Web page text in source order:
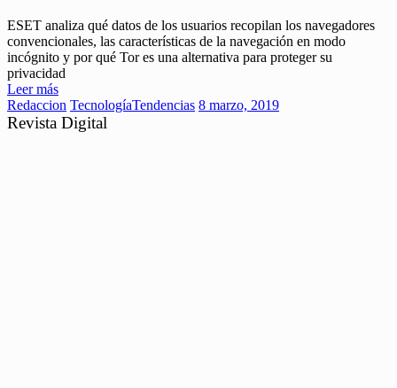
ESET analiza qué datos de los usuarios recopilan los navegadores
convencionales, las características de la navegación en modo
incógnito y por qué Tor es una alternativa para proteger su
privacidad
Leer más
Redaccion TecnologíaTendencias 8 marzo, 2019
Revista Digital